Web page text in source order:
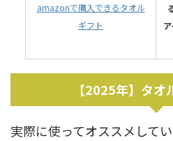
amazonで購入できるタオル
ギフト
【2025年】タオ
実際に使ってオススメして